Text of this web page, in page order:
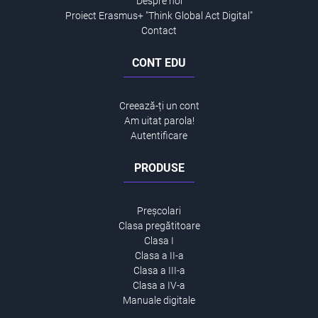
Proiect Erasmus+ "Think Global Act Digital"
Contact
CONT EDU
Creează-ți un cont
Am uitat parola!
Autentificare
PRODUSE
Preșcolari
Clasa pregătitoare
Clasa I
Clasa a II-a
Clasa a III-a
Clasa a IV-a
Manuale digitale